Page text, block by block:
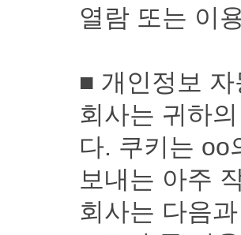
열람 또는 이
■ 개인정보
회사는 귀하
다. 쿠키는 oo
보내는 아주
회사는 다음